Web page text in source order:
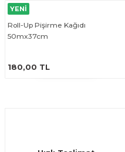
YENİ
Roll-Up Pişirme Kağıdı
50mx37cm
180,00 TL